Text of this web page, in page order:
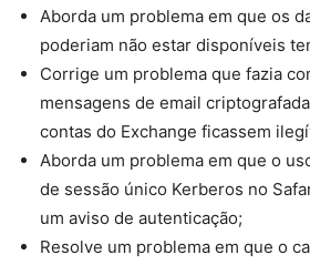
Aborda um problema em que os
poderiam não estar disponíveis
Corrige um problema que fazia
mensagens de email
contas do Exchange ficassem
Aborda um problema em que o
de sessão único Kerberos no
um aviso de autenticação;
Resolve um problema em que o